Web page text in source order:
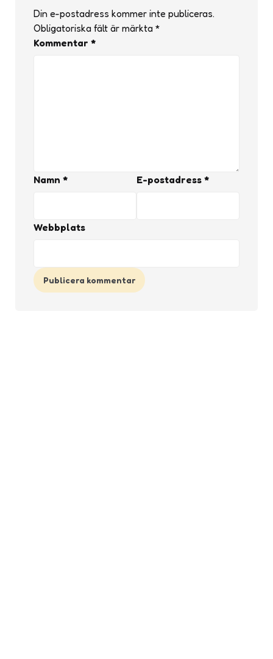
Din e-postadress kommer inte publiceras.
Obligatoriska fält är märkta *
Kommentar *
Namn * E-postadress *
Webbplats